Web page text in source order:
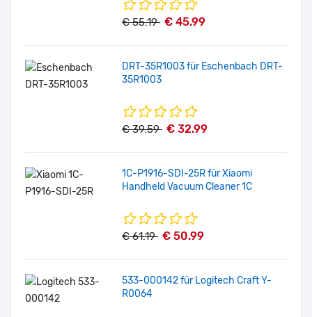
€ 55.19 € 45.99
DRT-35R1003 für Eschenbach DRT-
35R1003
€ 39.59 € 32.99
1C-P1916-SDI-25R für Xiaomi
Handheld Vacuum Cleaner 1C
€ 61.19 € 50.99
533-000142 für Logitech Craft Y-
R0064